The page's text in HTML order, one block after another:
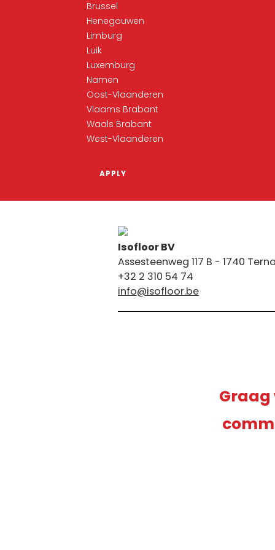
Brussel
Henegouwen
Limburg
Luik
Luxemburg
Namen
Oost-Vlaanderen
Vlaams Brabant
Waals Brabant
West-Vlaanderen
Isofloor BV
Assesteenweg 117 B - 1740
+32 2 310 54 74
info@isofloor.be
Graag